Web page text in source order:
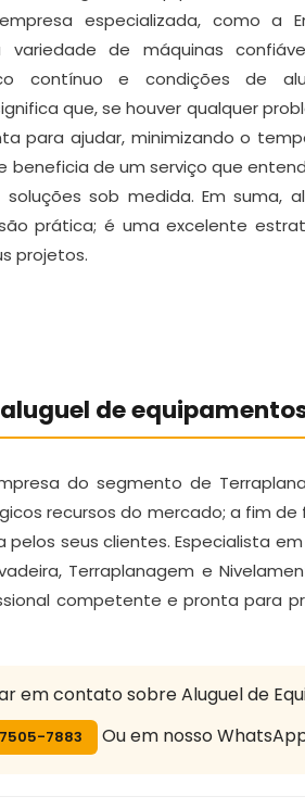
especializada, como a
variedade de máquinas
contínuo e condições de
que, se houver qualquer
para ajudar, minimizando o
beneficia de um serviço que
sob medida. Em suma,
prática; é uma excelente
projetos.
de
do segmento de
recursos do mercado; a fim de
seus clientes. Especialista
Terraplanagem e
competente e pronta para
em contato sobre Aluguel de
7883 Ou em nosso